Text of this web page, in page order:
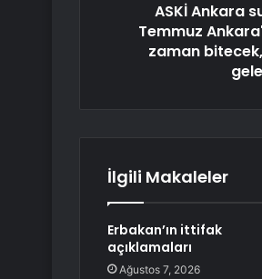
ASKİ Ankara
Temmuz
zaman
İlgili Makaleler
Erbakan’ın ittifak
açıklamaları
Ağustos 7, 2026